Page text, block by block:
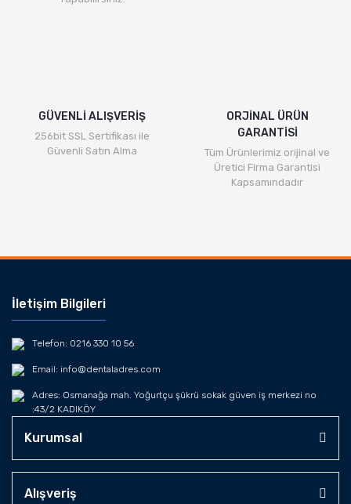
GÜVENLİ ALIŞVERİŞ
256bit SSL Sertifikası ile
Güvenli Satın Alma
ORJİNAL ÜRÜN
GARANTİSİ
Tüm Ürünlerimiz orijinal ve
Üretici Firma Garantisi
Kapsamındadır
İletişim Bilgileri
Telefon: 0216 330 10 56
Email: info@dentaladres.com
Adres: Osmanağa mah. Yoğurtçu şükrü sokak güven iş merkezi no
:43/2 KADIKÖY
Kurumsal
Alışveriş